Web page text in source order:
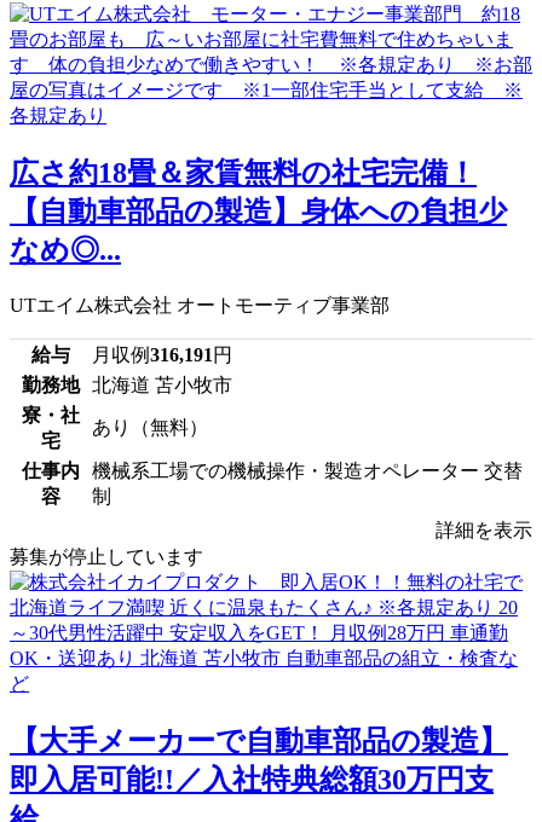
広さ約18畳＆家賃無料の社宅完備！
【自動車部品の製造】身体への負担少
なめ◎...
UTエイム株式会社 オートモーティブ事業部
給与 月収例316,191 円
勤務地
北海道 苫小牧市
寮・社
宅
あり（無料）
仕事内
容
機械系工場での機械操作・製造オペレーター 交替
制
詳細を表示
募集が停止しています
【大手メーカーで自動車部品の製造】
即入居可能!!／入社特典総額30万円支